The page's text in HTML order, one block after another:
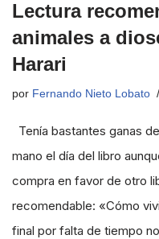
Lectura
animales a
Harari
por Fernando Nieto Lobato
Tenía bastantes ganas
mano el día del libro
compra en favor de otro
recomendable: «Cómo
final por falta de tiempo